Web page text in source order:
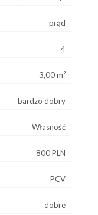
prąd
4
3,00 m²
bardzo dobry
Własność
800 PLN
PCV
dobre